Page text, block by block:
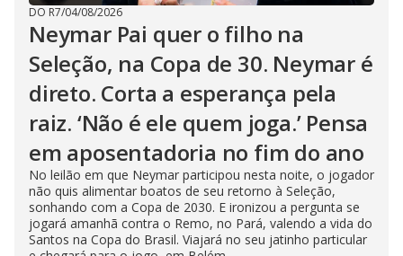
DO R7/04/08/2026
Neymar Pai quer o filho na
Seleção, na Copa de 30. Neymar é
direto. Corta a esperança pela
raiz. ‘Não é ele quem joga.’ Pensa
em aposentadoria no fim do ano
No leilão em que Neymar participou nesta noite, o jogador
não quis alimentar boatos de seu retorno à Seleção,
sonhando com a Copa de 2030. E ironizou a pergunta se
jogará amanhã contra o Remo, no Pará, valendo a vida do
Santos na Copa do Brasil. Viajará no seu jatinho particular